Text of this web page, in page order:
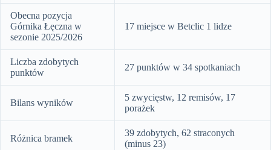
Obecna pozycja
Górnika Łęczna w
sezonie 2025/2026
17 miejsce w Betclic 1 lidze
Liczba zdobytych
punktów
27 punktów w 34 spotkaniach
Bilans wyników
5 zwycięstw, 12 remisów, 17
porażek
Różnica bramek
39 zdobytych, 62 straconych
(minus 23)